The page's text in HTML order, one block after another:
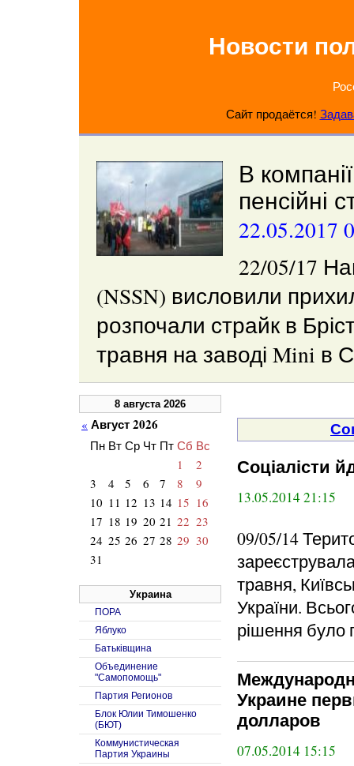
Новости
Сайт продаётся!
В
пенсійні
22.05.2017
22/05/17
(NSSN) висловили
розпочали страйк в
травня на заводі Mini в
Соціалісти
13.05.2014 21:15
09/05/14
травня,
України.
рішення було
Украине
долларов
07.05.2014 15:15
8 августа 2026
« Август 2026
Пн Вт Ср Чт Пт Сб Вс
1
2
3
4 5 6 7 8
9
10 11 12 13 14 15 16
17 18 19 20 21 22 23
24 25 26 27 28 29 30
31
Украина
ПОРА
Яблуко
Батьківщина
Объединение
"Самопомощь"
Партия Регионов
Блок Юлии Тимошенко
(БЮТ)
Коммунистическая
Партия Украины